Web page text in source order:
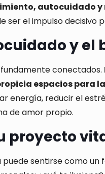
autocuidado y
ser el impulso
y el
conectados.
espacios para
energía, reducir el
de amor propio.
proyecto
puede sentirse como